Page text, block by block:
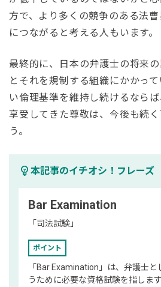
方で、より多くの競争のある法
につながると考える人もいます。
最終的に、日本の弁護士の将来
とそれを規制する組織にかかっ
い倫理基準を維持し続けるなら
享受してきた尊敬は、今後も続
う。
emoji_objects 本記事のイチオシ！フレーズ
Bar Examination
「司法試験」
ポイント
「Bar Examination」は、弁護士
うために必要な資格試験を指しま